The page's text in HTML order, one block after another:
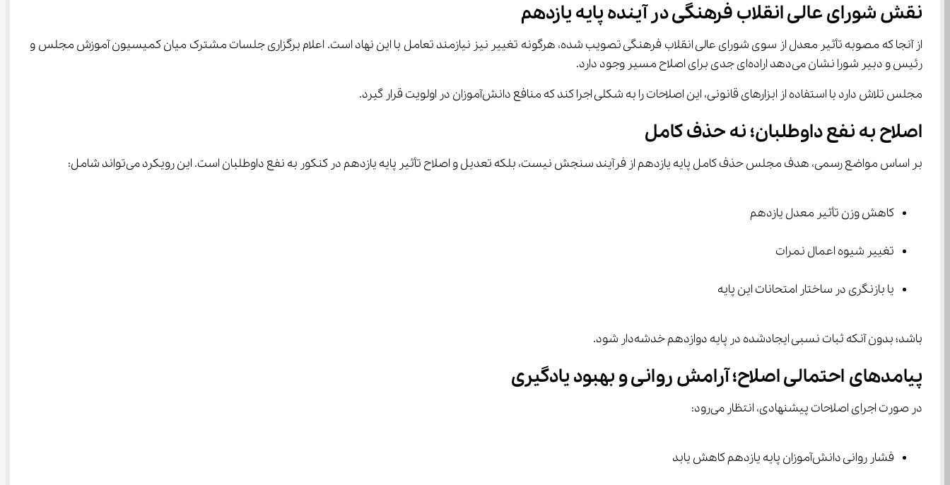
نقش شورای عالی انقلاب فرهنگی در آینده پایه یازدهم
از آنجا که مصوبه تأثیر معدل از سوی شورای عالی انقلاب فرهنگی تصویب شده، هرگونه تغییر نیز نیازمند تعامل با این نهاد است. اعلام برگزاری جلسات مشترک میان کمیسیون آموزش مجلس و
رئیس و دبیر شورا نشان می‌دهد اراده‌ای جدی برای اصلاح مسیر وجود دارد.
مجلس تلاش دارد با استفاده از ابزارهای قانونی، این اصلاحات را به شکلی اجرا کند که منافع دانش‌آموزان در اولویت قرار گیرد.
اصلاح به نفع داوطلبان؛ نه حذف کامل
بر اساس مواضع رسمی، هدف مجلس حذف کامل پایه یازدهم از فرآیند سنجش نیست، بلکه تعدیل و اصلاح تأثیر پایه یازدهم در کنکور به نفع داوطلبان است. این رویکرد می‌تواند شامل:
کاهش وزن تأثیر معدل یازدهم
تغییر شیوه اعمال نمرات
یا بازنگری در ساختار امتحانات این پایه
باشد؛ بدون آنکه ثبات نسبی ایجادشده در پایه دوازدهم خدشه‌دار شود.
پیامدهای احتمالی اصلاح؛ آرامش روانی و بهبود یادگیری
در صورت اجرای اصلاحات پیشنهادی، انتظار می‌رود:
فشار روانی دانش‌آموزان پایه یازدهم کاهش یابد